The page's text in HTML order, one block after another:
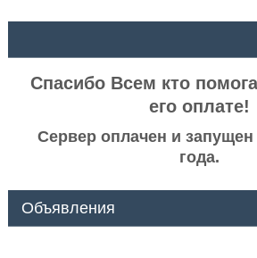
Спасибо Всем кто
его оплате!
Сервер оплачен и запущен
года.
Объявления